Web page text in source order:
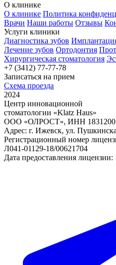
О клинике
О клинике Политика
Врачи Наши работы Отзывы
Услуги клиники
Диагностика зубов
Лечение зубов Ортодонтия
Хирургическая стоматология
+7 (3412) 77-77-78
Записаться на прием
Схема проезда
2024
Центр инновационной
стоматологии «Klatz Haus»
ООО «ОЛРОСТ», ИНН
Адрес: г. Ижевск, ул.
Регистрационный номер
Л041-01129-18/00621704
Дата предоставления лицензии: